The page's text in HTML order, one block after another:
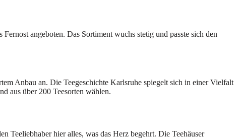
angeboten. Das Sortiment wuchs stetig und passte sich den
Anbau an. Die Teegeschichte Karlsruhe spiegelt sich in einer Vielfalt
aus über 200 Teesorten wählen.
Teeliebhaber hier alles, was das Herz begehrt. Die Teehäuser